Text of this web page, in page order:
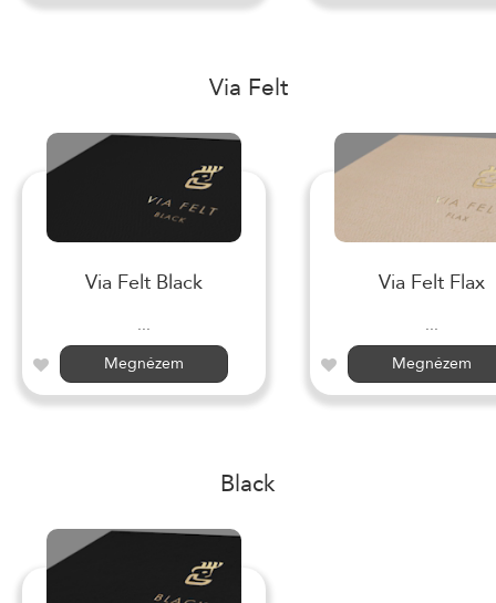
Via Felt
Via Felt Black
...
Megnézem
Via Felt Flax
...
Megnézem
Black